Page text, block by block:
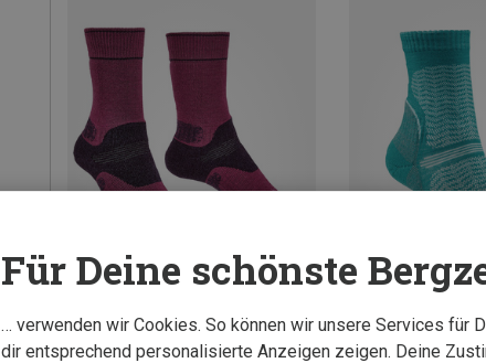
Für Deine schönste
… verwenden wir Cookies. So können wir unsere Services für
dir entsprechend personalisierte Anzeigen zeigen. Deine